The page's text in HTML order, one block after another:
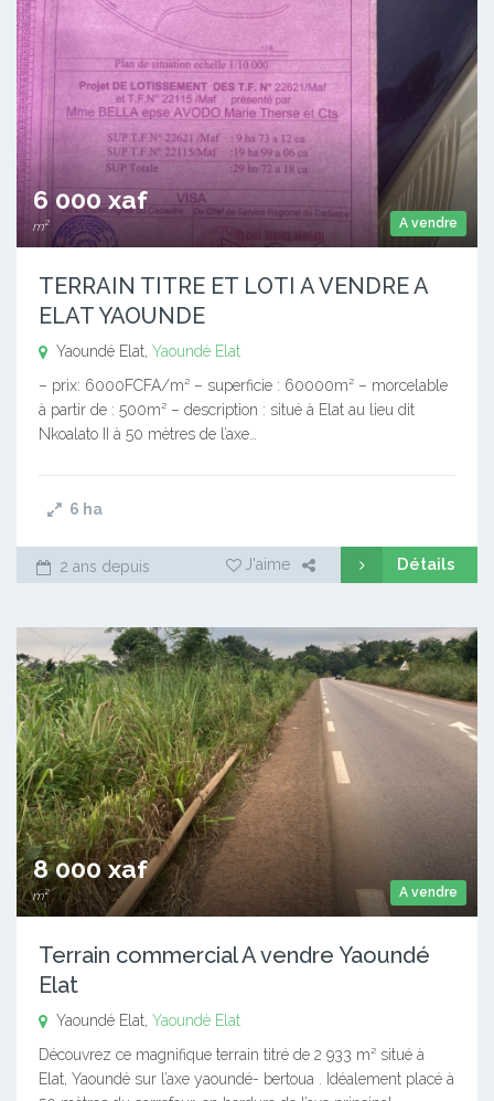
A vendre
6 000 xaf
m²
TERRAIN TITRE ET LOTI A VENDRE A
ELAT YAOUNDE
Yaoundé Elat, Yaoundé Elat
– prix: 6000FCFA/m² – superficie : 60000m² – morcelable
à partir de : 500m² – description : situé à Elat au lieu dit
Nkoalato II à 50 mètres de l’axe…
6 ha
2 ans depuis J'aime Détails
A vendre
8 000 xaf
m²
Terrain commercial A vendre Yaoundé
Elat
Yaoundé Elat, Yaoundé Elat
Découvrez ce magnifique terrain titré de 2 933 m² situé à
Elat, Yaoundé sur l’axe yaoundé- bertoua . Idéalement placé à